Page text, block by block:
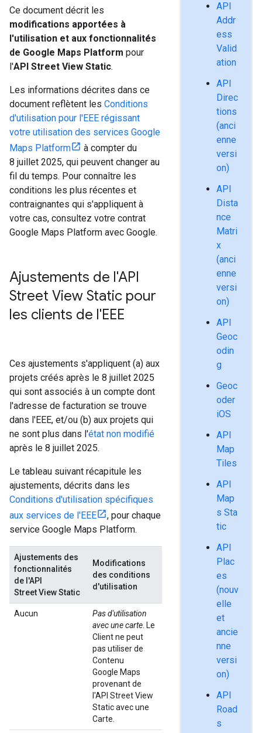
API
Addr
ess
Valid
ation
API
Direc
tions
(anci
enne
versi
on)
API
Dista
nce
Matri
x
(anci
enne
versi
on)
API
Geoc
odin
g
Geoc
oder
iOS
API
Map
Tiles
API
Map
s Sta
tic
API
Plac
es
(nouv
elle
et
ancie
nne
versi
on)
API
Road
s
Ce document décrit les
modifications apportées à
l'utilisation et aux fonctionnalités
de Google Maps Platform pour
l'API Street View Static.
Les informations décrites dans ce
document reflètent les Conditions
d'utilisation pour l'EEE régissant
votre utilisation des services Google
Maps Platform
à compter du
8 juillet 2025, qui peuvent changer au
fil du temps. Pour connaître les
conditions les plus récentes et
contraignantes qui s'appliquent à
votre cas, consultez votre contrat
Google Maps Platform avec Google.
Ajustements de l'API
Street View Static pour
les clients de l'EEE
Ces ajustements s'appliquent (a) aux
projets créés après le 8 juillet 2025
qui sont associés à un compte dont
l'adresse de facturation se trouve
dans l'EEE, et/ou (b) aux projets qui
ne sont plus dans l'état non modifié
après le 8 juillet 2025.
Le tableau suivant récapitule les
ajustements, décrits dans les
Conditions d'utilisation spécifiques
aux services de l'EEE
, pour chaque
service Google Maps Platform.
Ajustements des
fonctionnalités
de l'API
Street View Static
Modifications
des conditions
d'utilisation
Aucun
Pas d'utilisation
avec une carte . Le
Client ne peut
pas utiliser de
Contenu
Google Maps
provenant de
l'API Street View
Static avec une
Carte.